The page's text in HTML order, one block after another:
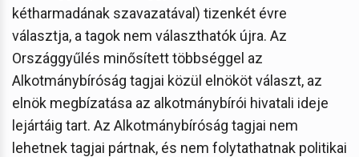
kétharmadának szavazatával) tizenkét évre
választja, a tagok nem választhatók újra. Az
Országgyűlés minősített többséggel az
Alkotmánybíróság tagjai közül elnököt választ, az
elnök megbízatása az alkotmánybírói hivatali ideje
lejártáig tart. Az Alkotmánybíróság tagjai nem
lehetnek tagjai pártnak, és nem folytathatnak politikai